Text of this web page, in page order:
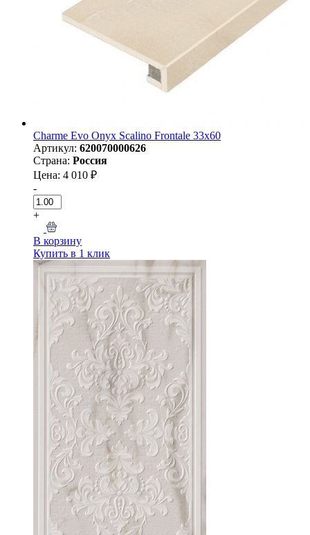
Charme Evo Onyx Scalino Frontale 33х60
Артикул: 620070000626
Страна: Россия
Цена: 4 010 ₽
-
+
В корзину
Купить в 1 клик